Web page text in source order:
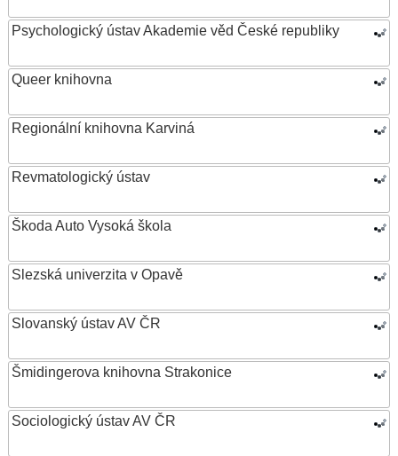
Psychologický ústav Akademie věd České republiky
Queer knihovna
Regionální knihovna Karviná
Revmatologický ústav
Škoda Auto Vysoká škola
Slezská univerzita v Opavě
Slovanský ústav AV ČR
Šmidingerova knihovna Strakonice
Sociologický ústav AV ČR